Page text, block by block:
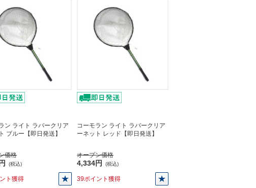
ン ライト ラバークリア
ブルー【即日発送】
価格
(税込)
ト獲得
コーモラン ライト ラバークリア
ーネット レッド【即日発送】
オープン価格
4,334円 (税込)
39ポイント獲得